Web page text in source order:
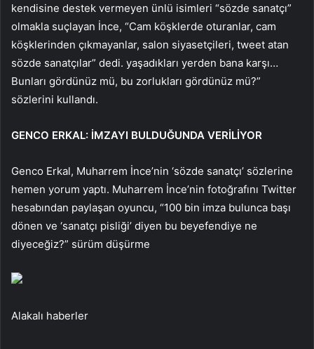
kendisine destek vermeyen ünlü isimleri “sözde sanatçı”
olmakla suçlayan İnce, “Cam köşklerde oturanlar, cam
köşklerinden çıkmayanlar, salon siyasetçileri, tweet atan
sözde sanatçılar” dedi. yaşadıkları yerden bana karşı…
Bunları gördünüz mü, bu zorlukları gördünüz mü?”
sözlerini kullandı.
GENCO ERKAL: İMZAYI BULDUĞUNDA VERİLİYOR
Genco Erkal, Muharrem İnce’nin ‘sözde sanatçı’ sözlerine
hemen yorum yaptı. Muharrem İnce’nin fotoğrafını Twitter
hesabından paylaşan oyuncu, “100 bin imza bulunca başı
dönen ve ‘sanatçı pisliği’ diyen bu beyefendiye ne
diyeceğiz?” sürüm düşürme
Alakalı haberler